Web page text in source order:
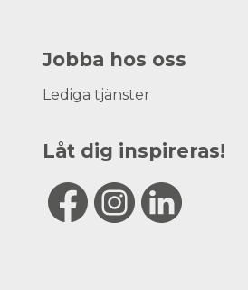
Jobba hos oss
Lediga tjänster
Låt dig inspireras!